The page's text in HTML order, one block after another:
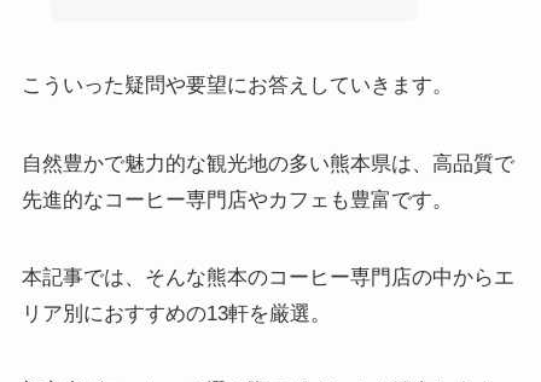
こういった疑問や要望にお答えしていきます。
自然豊かで魅力的な観光地の多い熊本県は、高品質で
先進的なコーヒー専門店やカフェも豊富です。
本記事では、そんな熊本のコーヒー専門店の中からエ
リア別におすすめの13軒を厳選。